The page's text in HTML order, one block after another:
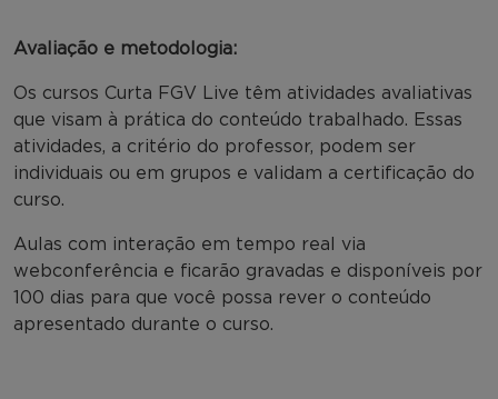
Avaliação e metodologia:
Os cursos Curta FGV Live têm atividades avaliativas
que visam à prática do conteúdo trabalhado. Essas
atividades, a critério do professor, podem ser
individuais ou em grupos e validam a certificação do
curso.
Aulas com interação em tempo real via
webconferência e ficarão gravadas e disponíveis por
100 dias para que você possa rever o conteúdo
apresentado durante o curso.